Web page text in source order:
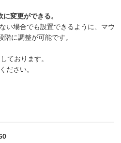
変更ができる。
い場合でも設置できるように、マウ
階に調整が可能です。
ております。
ださい。